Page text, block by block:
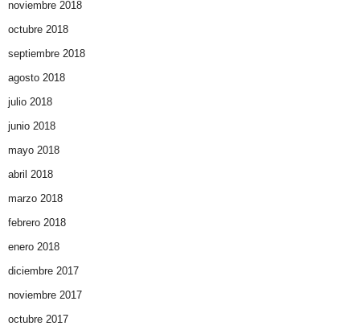
noviembre 2018
octubre 2018
septiembre 2018
agosto 2018
julio 2018
junio 2018
mayo 2018
abril 2018
marzo 2018
febrero 2018
enero 2018
diciembre 2017
noviembre 2017
octubre 2017